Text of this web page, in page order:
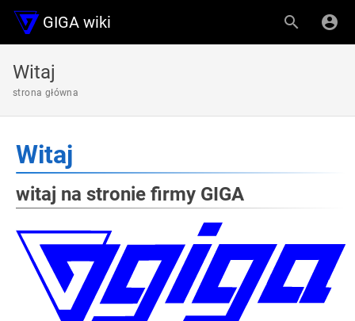
GIGA wiki
Witaj
strona główna
Witaj
witaj na stronie firmy GIGA